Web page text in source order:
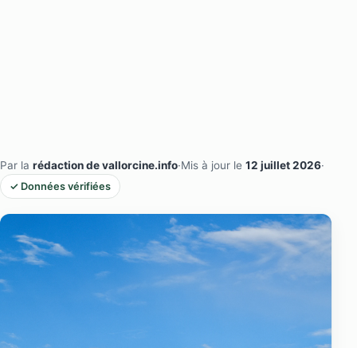
Par la rédaction de vallorcine.info·Mis à jour le 12 juillet 2026·
✓ Données vérifiées